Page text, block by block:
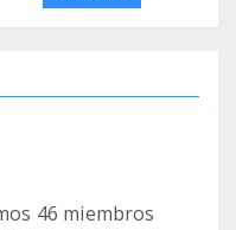
46 miembros